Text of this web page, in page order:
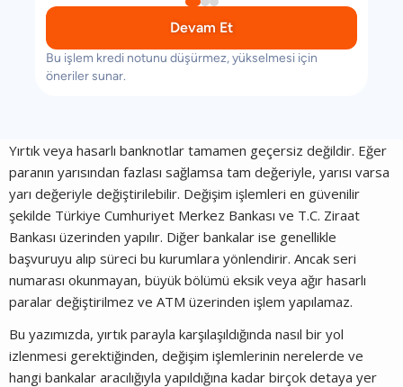
Devam Et
Bu işlem kredi notunu düşürmez, yükselmesi için
öneriler sunar.
Yırtık veya hasarlı banknotlar tamamen geçersiz değildir. Eğer
paranın yarısından fazlası sağlamsa tam değeriyle, yarısı varsa
yarı değeriyle değiştirilebilir. Değişim işlemleri en güvenilir
şekilde Türkiye Cumhuriyet Merkez Bankası ve T.C. Ziraat
Bankası üzerinden yapılır. Diğer bankalar ise genellikle
başvuruyu alıp süreci bu kurumlara yönlendirir. Ancak seri
numarası okunmayan, büyük bölümü eksik veya ağır hasarlı
paralar değiştirilmez ve ATM üzerinden işlem yapılamaz.
Bu yazımızda, yırtık parayla karşılaşıldığında nasıl bir yol
izlenmesi gerektiğinden, değişim işlemlerinin nerelerde ve
hangi bankalar aracılığıyla yapıldığına kadar birçok detaya yer